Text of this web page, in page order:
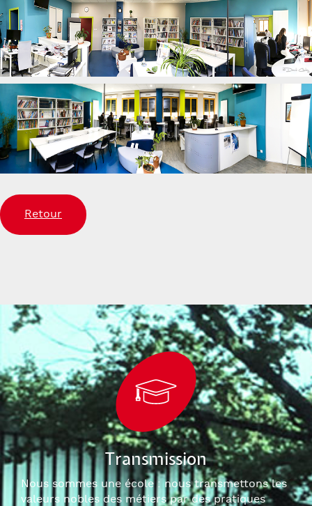
Retour
Transmission
Nous sommes une école : nous transmettons les
valeurs nobles des métiers par des pratiques